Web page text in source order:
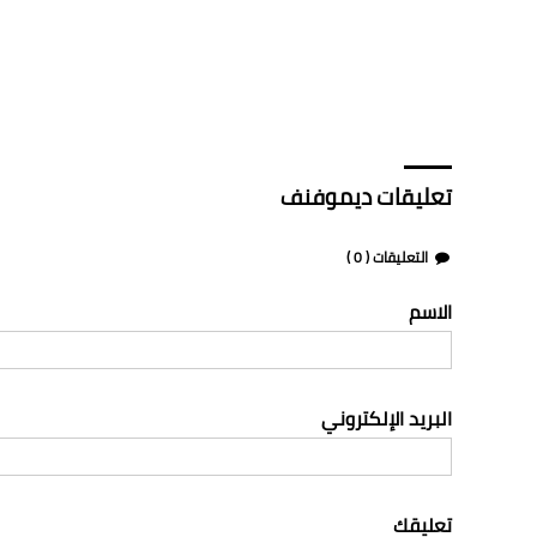
تعليقات ديموفنف
التعليقات (0
)
الاسم
البريد الإلكتروني
تعليقك